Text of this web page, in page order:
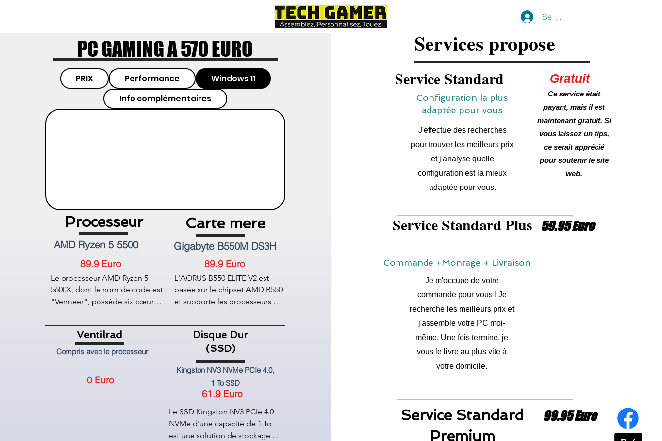
Se connecter
PC GAMING A 570 EURO
PRIX Performance
Windows 11
Info complémentaires
Processeur
AMD Ryzen 5 5500
89.9 Euro
Le processeur AMD Ryzen 5
5600X, dont le nom de code est
"Vermeer", possède six cœurs
carte mère dotée du socket
AM4. Le processeur fonctionne
à une vitesse d'horloge de 3700
Ce processeur en boîte est livré
Carte mere
Gigabyte B550M DS3H
89.9 Euro
L'AORUS B550 ELITE V2 est
basée sur le chipset AMD B550
et supporte les processeurs
dispose de quatre
emplacements DDR4 pour une
mémoire allant jusqu'à 128 Go.
Les autres caractéristiques
d'AORUS B550 ELITE V2 sont
trois emplacements PCIe 4.0
x16 et un emplacement PCIe 3.0
x1. L'AORUS B550 ELITE V2
dispose également d'un son à 8
canaux, d'une interface Gigabit
Ventilrad
Compris avec le processeur
0 Euro
Disque Dur
(SSD)
Kingston NV3 NVMe PCIe 4.0,
1 To SSD
61.9 Euro
Le SSD Kingston NV3 PCIe 4.0
NVMe d'une capacité de 1 To
est une solution de stockage
Services propose
Service Standard
J'effectue des recherches
pour trouver les meilleurs prix
et j'analyse quelle
configuration est la mieux
adaptée pour vous.
Configuration la plus
adaptée pour vous
Service Standard Plus
Je m'occupe de votre
commande pour vous ! Je
recherche les meilleurs prix et
j'assemble votre PC moi-
même. Une fois terminé, je
vous le livre au plus vite à
votre domicile.
59.95 Euro
Commande +Montage + Livraison
Service Standard
Premium
99.95 Euro
Ce service était
payant, mais il est
maintenant gratuit. Si
vous laissez un tips,
ce serait apprécié
pour soutenir le site
web.
Gratuit